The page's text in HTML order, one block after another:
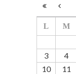
L M
3
4
10
11